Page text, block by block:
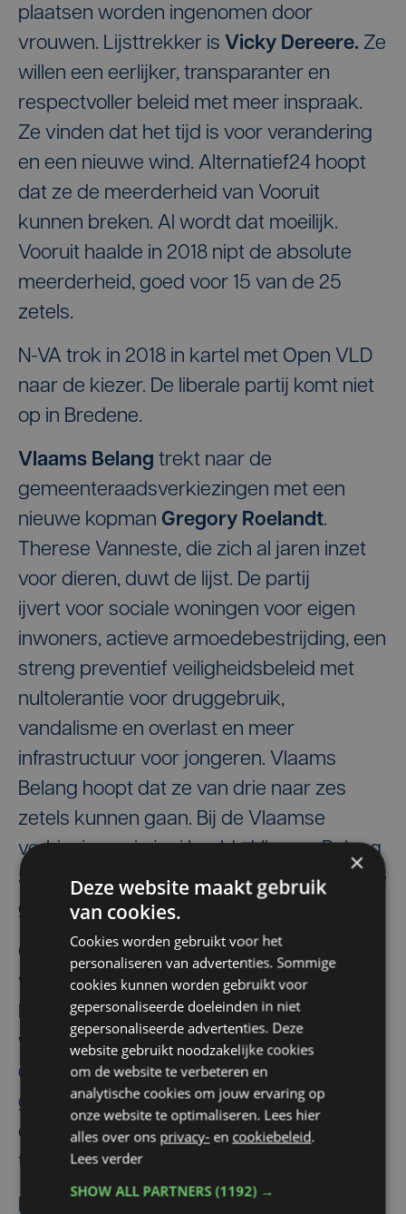
plaatsen worden ingenomen door
vrouwen. Lijsttrekker is Vicky Dereere. Ze
willen een eerlijker, transparanter en
respectvoller beleid met meer inspraak.
Ze vinden dat het tijd is voor verandering
en een nieuwe wind. Alternatief24 hoopt
dat ze de meerderheid van Vooruit
kunnen breken. Al wordt dat moeilijk.
Vooruit haalde in 2018 nipt de absolute
meerderheid, goed voor 15 van de 25
zetels.
N-VA trok in 2018 in kartel met Open VLD
naar de kiezer. De liberale partij komt niet
op in Bredene.
Vlaams Belang trekt naar de
gemeenteraadsverkiezingen met een
nieuwe kopman Gregory Roelandt.
Therese Vanneste, die zich al jaren inzet
voor dieren, duwt de lijst. De partij
ijvert voor sociale woningen voor eigen
inwoners, actieve armoedebestrijding, een
streng preventief veiligheidsbeleid met
nultolerantie voor druggebruik,
vandalisme en overlast en meer
infrastructuur voor jongeren. Vlaams
Belang hoopt dat ze van drie naar zes
zetels kunnen gaan. Bij de Vlaamse
verkiezingen in juni haalde Vlaams Belang
30 procent van de stemmen en was ze de
grootste.
Groenkomt op met een onvolledige lijst
van negen personen en een nieuwe
lijsttrekkerBruce Verburgh . De groenen
willen betere voorzieningen voor fietsers
en voetgangers, leefbare buurten met
groenzones en natuur op wandelafstand
en lokale investeringen in een duurzame
toekomst.
En dan is er nog éénmanslijst van Vital
×
Deze website maakt gebruik
van cookies.
Cookies worden gebruikt voor het
personaliseren van advertenties. Sommige
cookies kunnen worden gebruikt voor
gepersonaliseerde doeleinden in niet
gepersonaliseerde advertenties. Deze
website gebruikt noodzakelijke cookies
om de website te verbeteren en
analytische cookies om jouw ervaring op
onze website te optimaliseren. Lees hier
alles over ons privacy- en cookiebeleid.
Lees verder
SHOW ALL PARTNERS(1192) →